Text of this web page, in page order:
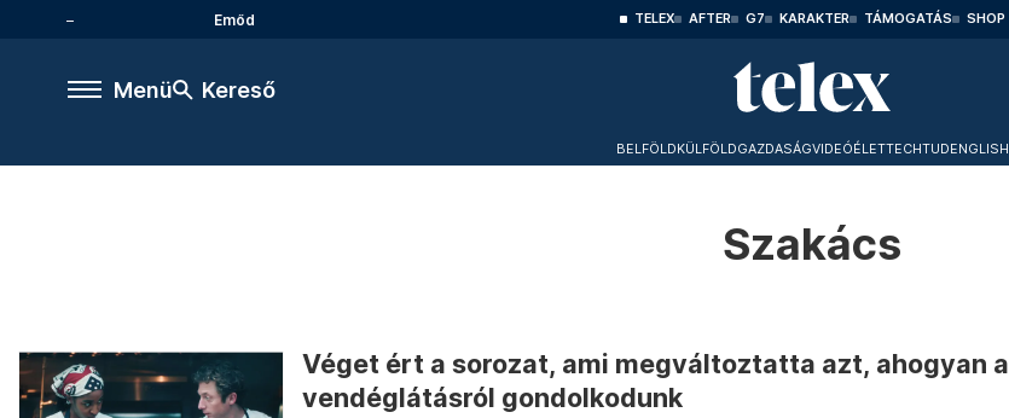
Emőd TELEX AFTER G7 KARAKTER TÁMOGATÁS SHOP
Menü Kereső
BELFÖLDKÜLFÖLDGAZDASÁGVIDEÓÉLETTECHTUDENGLISH
Szakács
Véget ért a sorozat, ami megváltoztatta azt, ahogyan a
vendéglátásról gondolkodunk